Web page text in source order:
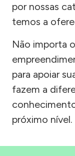
por nossas
temos a
Não importa
para apoiar
fazem a
próximo nível.